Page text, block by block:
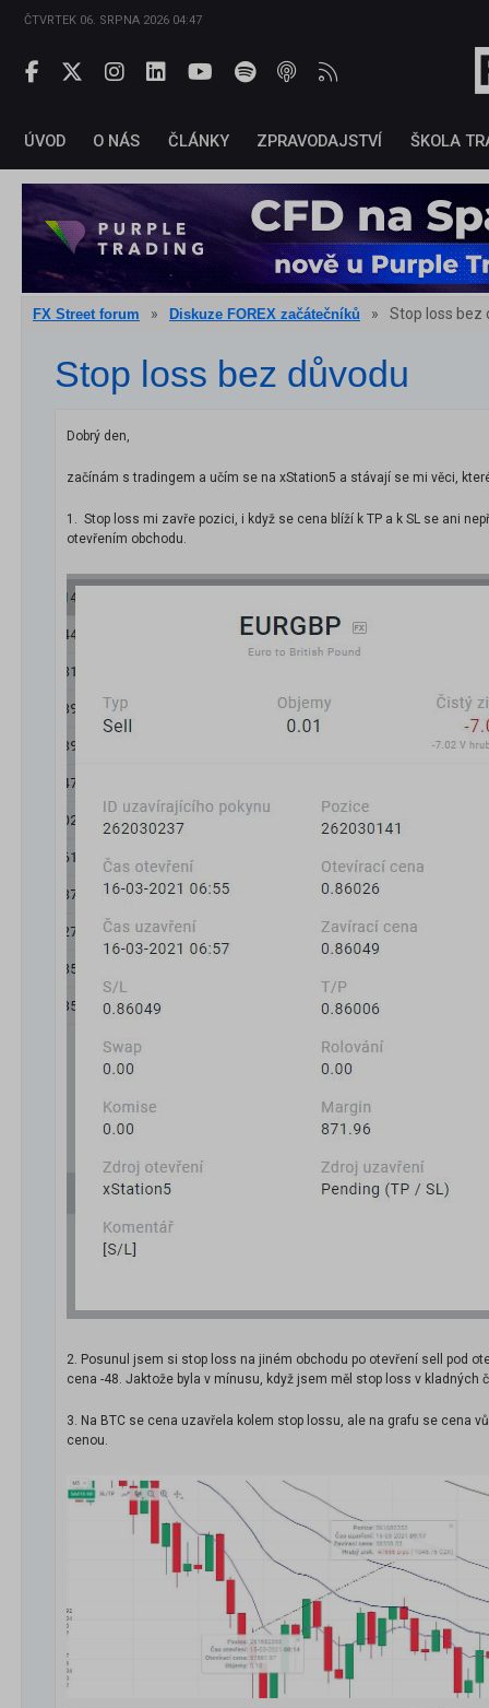
ČTVRTEK 06. SRPNA 2026 04:47
ÚVOD O NÁS ČLÁNKY ZPRAVODAJSTVÍ ŠKOLA
FX Street forum » Diskuze FOREX začátečníků » Stop loss bez
Stop loss bez důvodu
Dobrý den,
začínám s tradingem a učím se na xStation5 a stávají se mi věci,
1. Stop loss mi zavře pozici, i když se cena blíží k TP a k SL se ani
otevřením obchodu.
2. Posunul jsem si stop loss na jiném obchodu po otevření sell pod
cena -48. Jaktože byla v mínusu, když jsem měl stop loss v kladných
3. Na BTC se cena uzavřela kolem stop lossu, ale na grafu se cena
cenou.